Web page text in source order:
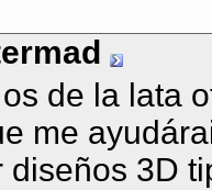
de la lata
me
3D